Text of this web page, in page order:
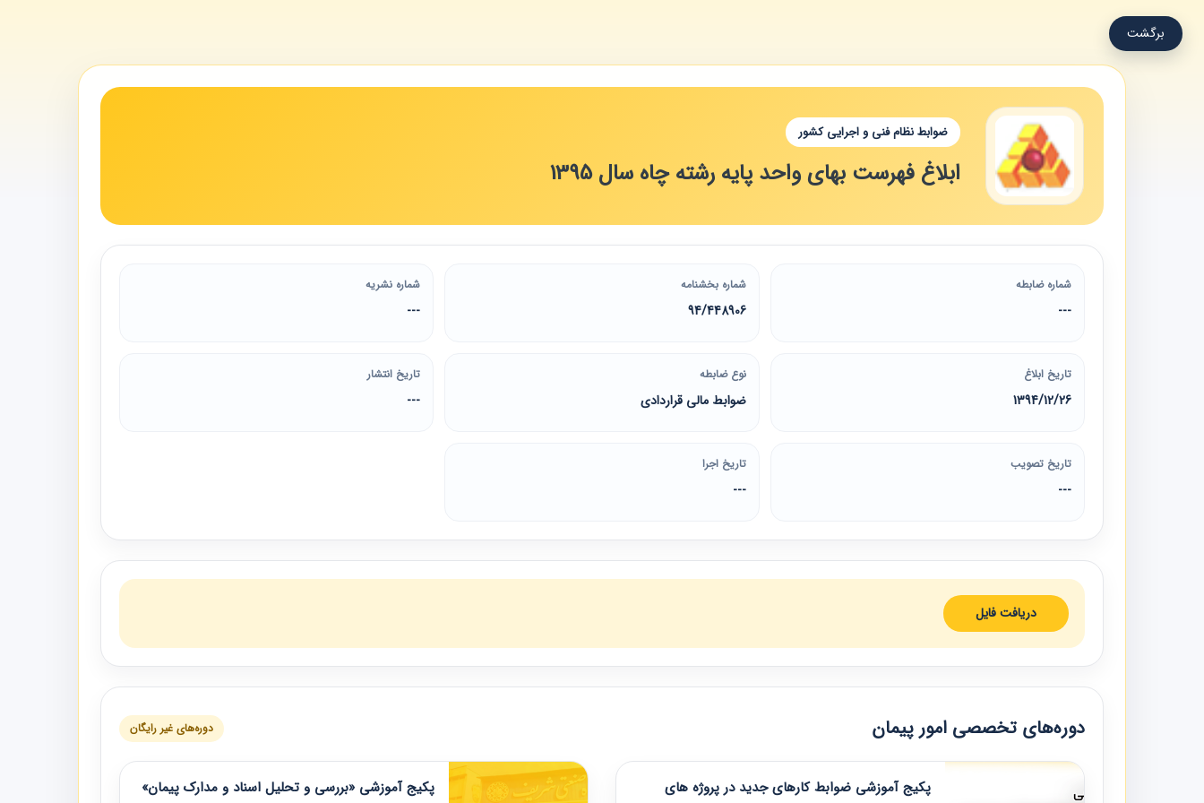
برگشت
ضوابط نظام فنی و اجرایی کشور
ابلاغ فهرست بهای واحد پایه رشته چاه سال 1395
شماره ضابطه
---
شماره بخشنامه
94/448906
شماره نشریه
---
تاریخ ابلاغ
1394/12/26
نوع ضابطه
ضوابط مالی قراردادی
تاریخ انتشار
---
تاریخ تصویب
---
تاریخ اجرا
---
دریافت فایل
دوره‌های تخصصی امور پیمان دوره‌های غیر رایگان
پکیج آموزشی ضوابط کارهای جدید در پروژه های
پکیج آموزشی «بررسی و تحلیل اسناد و مدارک پیمان»